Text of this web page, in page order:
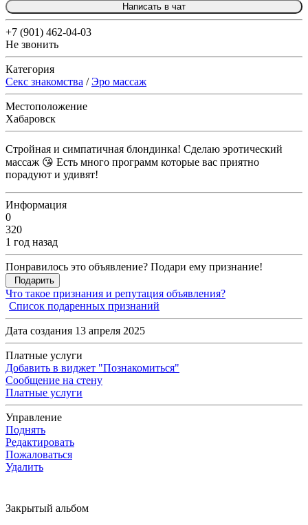
Написать в чат
+7 (901) 462-04-03
Не звонить
Категория
Секс знакомства /Эро массаж
Местоположение
Хабаровск
Стройная и симпатичная блондинка! Сделаю эротический
массаж 😘 Есть много программ которые вас приятно
порадуют и удивят!
Информация
0
320
1 год назад
Понравилось это объявление? Подари ему признание!
Подарить
Что такое признания и репутация объявления?
Список подаренных признаний
Дата создания 13 апреля 2025
Платные услуги
Добавить в виджет "Познакомиться"
Сообщение на стену
Платные услуги
Управление
Поднять
Редактировать
Пожаловаться
Удалить
Закрытый альбом